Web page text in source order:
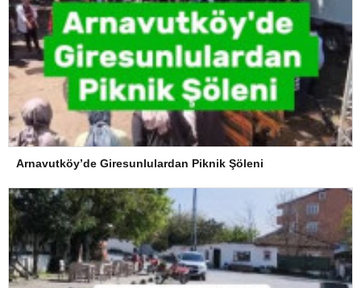
Arnavutköy’de Giresunlulardan Piknik Şöleni